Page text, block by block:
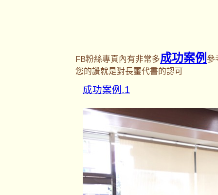
FB粉絲專頁內有非常多成功案例 參
您的讚就是對長璽代書的認可
成功案例.1